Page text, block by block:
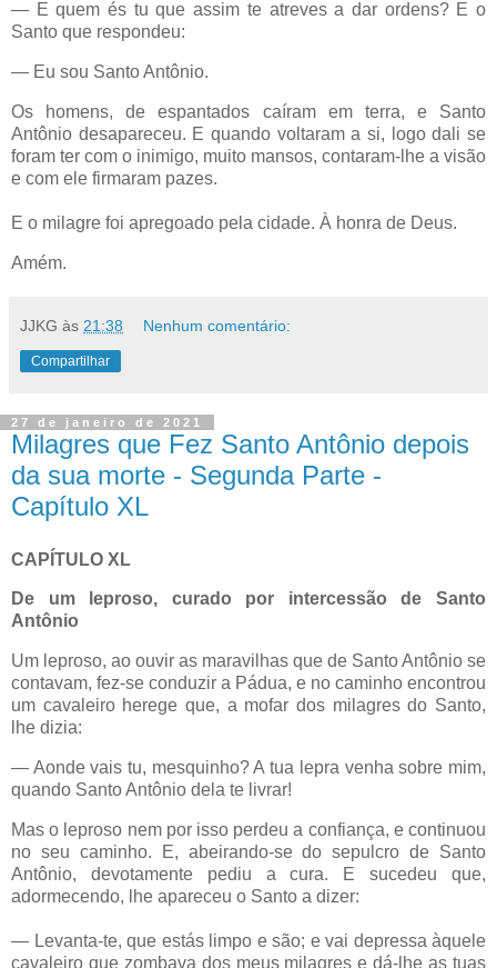
— E quem és tu que assim te atreves a dar ordens? E o
Santo que respondeu:
— Eu sou Santo Antônio.
Os homens, de espantados caíram em terra, e Santo
Antônio desapareceu. E quando voltaram a si, logo dali se
foram ter com o inimigo, muito mansos, contaram-lhe a visão
e com ele firmaram pazes.
E o milagre foi apregoado pela cidade. À honra de Deus.
Amém.
JJKG às 21:38 Nenhum comentário:
Compartilhar
27 de janeiro de 2021
Milagres que Fez Santo Antônio depois
da sua morte - Segunda Parte -
Capítulo XL
CAPÍTULO XL
De um leproso, curado por intercessão de Santo
Antônio
Um leproso, ao ouvir as maravilhas que de Santo Antônio se
contavam, fez-se conduzir a Pádua, e no caminho encontrou
um cavaleiro herege que, a mofar dos milagres do Santo,
lhe dizia:
— Aonde vais tu, mesquinho? A tua lepra venha sobre mim,
quando Santo Antônio dela te livrar!
Mas o leproso nem por isso perdeu a confiança, e continuou
no seu caminho. E, abeirando-se do sepulcro de Santo
Antônio, devotamente pediu a cura. E sucedeu que,
adormecendo, lhe apareceu o Santo a dizer:
— Levanta-te, que estás limpo e são; e vai depressa àquele
cavaleiro que zombava dos meus milagres e dá-lhe as tuas